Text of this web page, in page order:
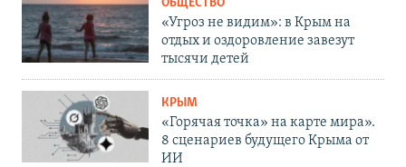
ОБЩЕСТВО
«Угроз не видим»: в Крым на
отдых и оздоровление завезут
тысячи детей
КРЫМ
«Горячая точка» на карте мира».
8 сценариев будущего Крыма от
ИИ